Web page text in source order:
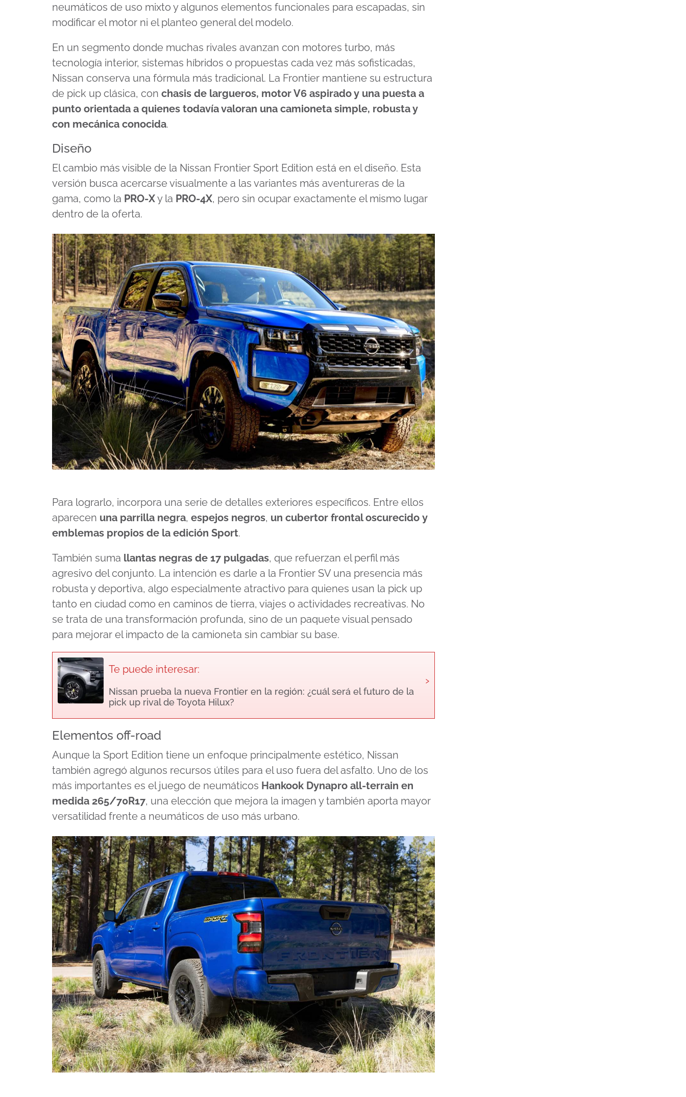
neumáticos de uso mixto y algunos elementos funcionales para escapadas, sin
modificar el motor ni el planteo general del modelo.
En un segmento donde muchas rivales avanzan con motores turbo, más
tecnología interior, sistemas híbridos o propuestas cada vez más sofisticadas,
Nissan conserva una fórmula más tradicional. La Frontier mantiene su estructura
de pick up clásica, con chasis de largueros, motor V6 aspirado y una puesta a
punto orientada a quienes todavía valoran una camioneta simple, robusta y
con mecánica conocida.
Diseño
El cambio más visible de la Nissan Frontier Sport Edition está en el diseño. Esta
versión busca acercarse visualmente a las variantes más aventureras de la
gama, como la PRO-Xy la PRO-4X, pero sin ocupar exactamente el mismo lugar
dentro de la oferta.
Para lograrlo, incorpora una serie de detalles exteriores específicos. Entre ellos
aparecen una parrilla negra, espejos negros, un cubertor frontal oscurecido y
emblemas propios de la edición Sport.
También suma llantas negras de 17 pulgadas, que refuerzan el perfil más
agresivo del conjunto. La intención es darle a la Frontier SV una presencia más
robusta y deportiva, algo especialmente atractivo para quienes usan la pick up
tanto en ciudad como en caminos de tierra, viajes o actividades recreativas. No
se trata de una transformación profunda, sino de un paquete visual pensado
para mejorar el impacto de la camioneta sin cambiar su base.
Te puede interesar:
Nissan prueba la nueva Frontier en la región: ¿cuál será el futuro de la
pick up rival de Toyota Hilux?
›
Elementos off-road
Aunque la Sport Edition tiene un enfoque principalmente estético, Nissan
también agregó algunos recursos útiles para el uso fuera del asfalto. Uno de los
más importantes es el juego de neumáticos Hankook Dynapro all-terrain en
medida 265/70R17, una elección que mejora la imagen y también aporta mayor
versatilidad frente a neumáticos de uso más urbano.